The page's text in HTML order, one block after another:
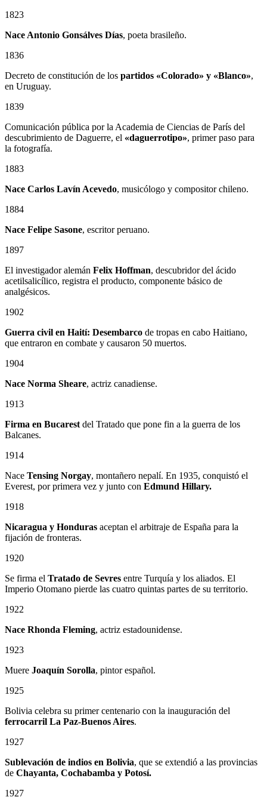
1823
Nace Antonio Gonsálves Días, poeta brasileño.
1836
Decreto de constitución de los partidos «Colorado» y «Blanco»,
en Uruguay.
1839
Comunicación pública por la Academia de Ciencias de París del
descubrimiento de Daguerre, el «daguerrotipo», primer paso para
la fotografía.
1883
Nace Carlos Lavín Acevedo, musicólogo y compositor chileno.
1884
Nace Felipe Sasone, escritor peruano.
1897
El investigador alemán Felix Hoffman, descubridor del ácido
acetilsalicílico, registra el producto, componente básico de
analgésicos.
1902
Guerra civil en Haití: Desembarco de tropas en cabo Haitiano,
que entraron en combate y causaron 50 muertos.
1904
Nace Norma Sheare, actriz canadiense.
1913
Firma en Bucarest del Tratado que pone fin a la guerra de los
Balcanes.
1914
Nace Tensing Norgay, montañero nepalí. En 1935, conquistó el
Everest, por primera vez y junto con Edmund Hillary.
1918
Nicaragua y Honduras aceptan el arbitraje de España para la
fijación de fronteras.
1920
Se firma el Tratado de Sevres entre Turquía y los aliados. El
Imperio Otomano pierde las cuatro quintas partes de su territorio.
1922
Nace Rhonda Fleming, actriz estadounidense.
1923
Muere Joaquín Sorolla, pintor español.
1925
Bolivia celebra su primer centenario con la inauguración del
ferrocarril La Paz-Buenos Aires.
1927
Sublevación de indios en Bolivia, que se extendió a las provincias
de Chayanta, Cochabamba y Potosí.
1927